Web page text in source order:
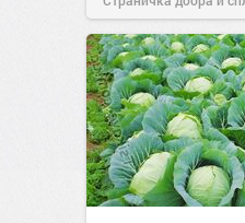
позитива!00:28Вчера